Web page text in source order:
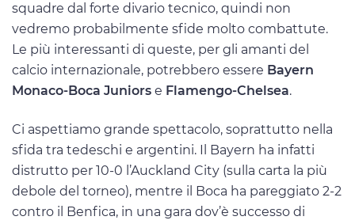
squadre dal forte divario tecnico, quindi non
vedremo probabilmente sfide molto combattute.
Le più interessanti di queste, per gli amanti del
calcio internazionale, potrebbero essere Bayern
Monaco-Boca Juniors e Flamengo-Chelsea.
Ci aspettiamo grande spettacolo, soprattutto nella
sfida tra tedeschi e argentini. Il Bayern ha infatti
distrutto per 10-0 l’Auckland City (sulla carta la più
debole del torneo), mentre il Boca ha pareggiato 2-2
contro il Benfica, in una gara dov’è successo di